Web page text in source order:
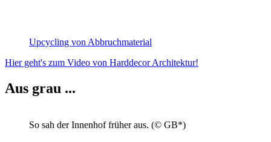
Upcycling von Abbruch­ma­terial
Hier geht's zum Video von Harddecor Architektur!
Aus grau ...
So sah der Innenhof früher aus. (© GB*)